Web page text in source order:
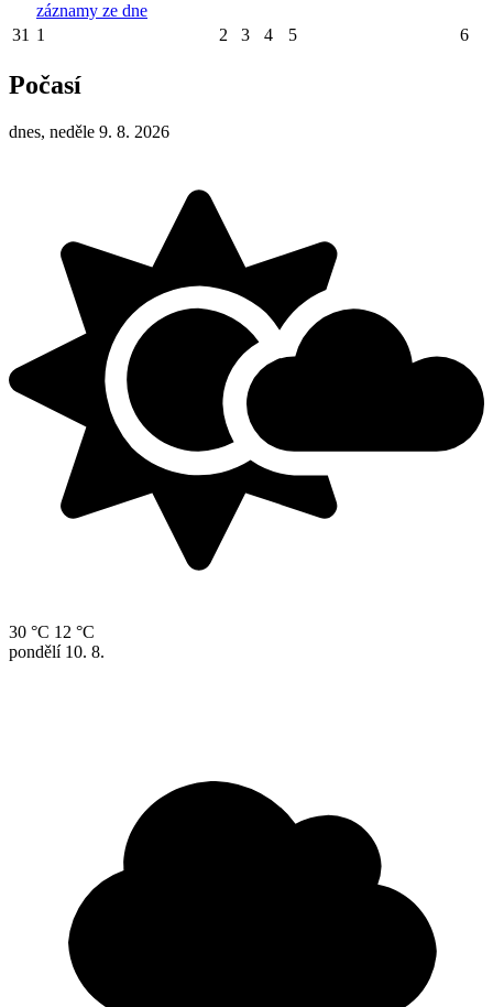
záznamy ze dne
31 1 2 3 4 5 6
Počasí
dnes, neděle 9. 8. 2026
30 °C 12 °C
pondělí 10. 8.